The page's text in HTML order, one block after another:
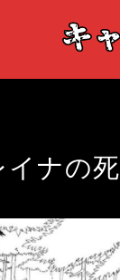
イナの